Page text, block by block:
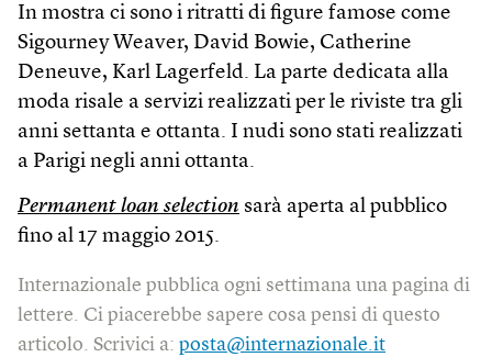
In mostra ci sono i ritratti di figure famose come
Sigourney Weaver, David Bowie, Catherine
Deneuve, Karl Lagerfeld. La parte dedicata alla
moda risale a servizi realizzati per le riviste tra gli
anni settanta e ottanta. I nudi sono stati realizzati
a Parigi negli anni ottanta.
Permanent loan selection sarà aperta al pubblico
fino al 17 maggio 2015.
Internazionale pubblica ogni settimana una pagina di
lettere. Ci piacerebbe sapere cosa pensi di questo
articolo. Scrivici a: posta@internazionale.it